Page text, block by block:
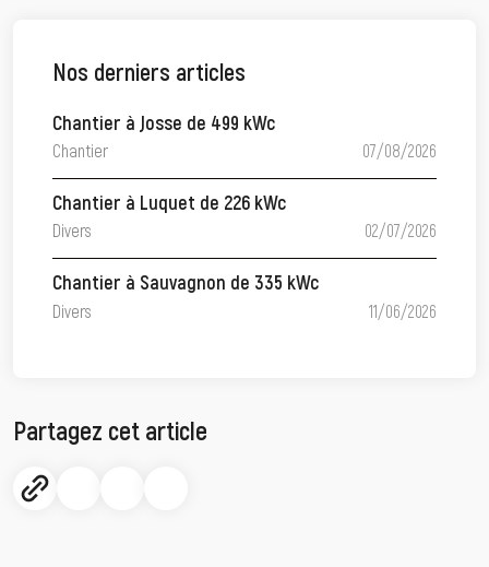
Nos derniers articles
Chantier à Josse de 499 kWc
Chantier 07/08/2026
Chantier à Luquet de 226 kWc
Divers 02/07/2026
Chantier à Sauvagnon de 335 kWc
Divers 11/06/2026
Partagez cet article